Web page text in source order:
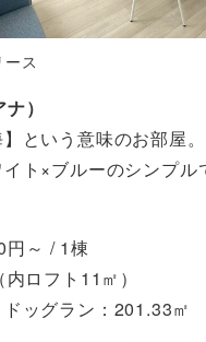
ス
）
という意味のお部屋。
ト×ブルーのシンプル
円～ / 1棟
ロフト11㎡）
ドッグラン：201.33㎡